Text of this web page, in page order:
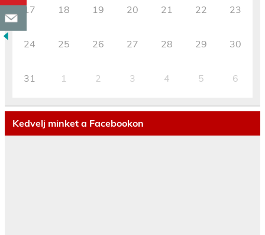
17 18 19 20 21 22 23
24 25 26 27 28 29 30
31 1 2 3 4 5 6
Kedvelj minket a Facebookon